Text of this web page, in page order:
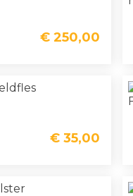
€ 250,00
€ 35,00